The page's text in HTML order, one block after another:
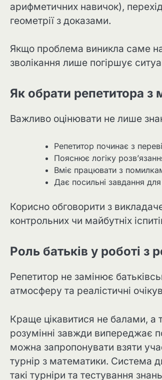
арифметичних навичок),
геометрії з доказами.
Якщо проблема виникла саме на
зволікання лише погіршує
Як обрати репетитора з
Важливо оцінювати не лише
Репетитор починає з
Пояснює логіку
Вміє працювати з
Дає посильні завдання для
Корисно обговорити з
контрольних чи майбутніх
Роль батьків у роботі з
Репетитор не замінює
атмосферу та реалістичні
Краще цікавитися не балами, а
розумінні завжди випереджає
можна запропонувати взяти
турнір з математики. Система
такі турніри та тестування